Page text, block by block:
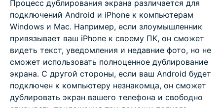
Процесс дублирования экрана различается для
подключений Android и iPhone к компьютерам
Windows и Mac. Например, если злоумышленник
привязывает ваш iPhone к своему ПК, он сможет
видеть текст, уведомления и недавние фото, но не
сможет использовать полноценное дублирование
экрана. С другой стороны, если ваш Android будет
подключен к компьютеру незнакомца, он сможет
дублировать экран вашего телефона и свободно